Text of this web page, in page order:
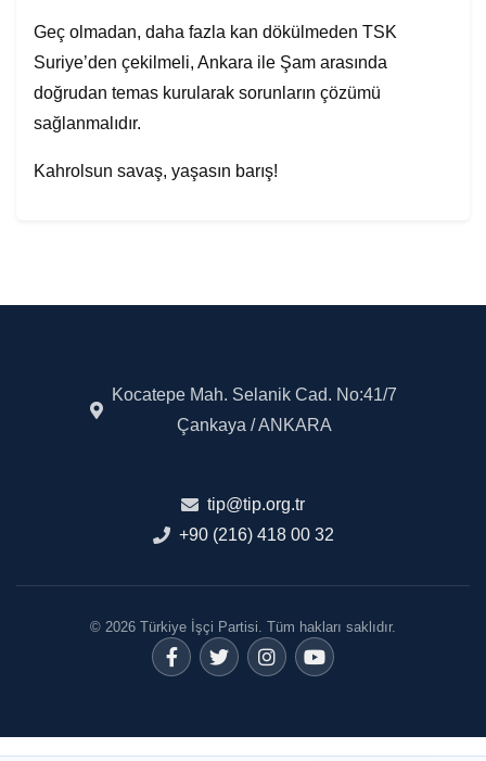
Geç olmadan, daha fazla kan dökülmeden TSK
Suriye’den çekilmeli, Ankara ile Şam arasında
doğrudan temas kurularak sorunların çözümü
sağlanmalıdır.
Kahrolsun savaş, yaşasın barış!
Kocatepe Mah. Selanik Cad. No:41/7
Çankaya / ANKARA
tip@tip.org.tr
+90 (216) 418 00 32
© 2026 Türkiye İşçi Partisi. Tüm hakları saklıdır.